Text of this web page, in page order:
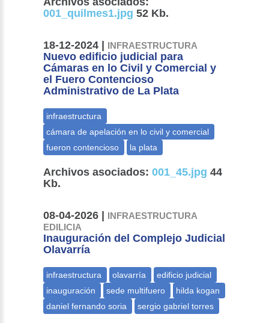
001_quilmes1.jpg 52 Kb.
18-12-2024 | INFRAESTRUCTURA
Nuevo edificio judicial para
Cámaras en lo Civil y Comercial y
el Fuero Contencioso
Administrativo de La Plata
Archivos asociados: 001_45.jpg 44
Kb.
08-04-2026 |
INFRAESTRUCTURA
EDILICIA
Inauguración del Complejo Judicial
Olavarría